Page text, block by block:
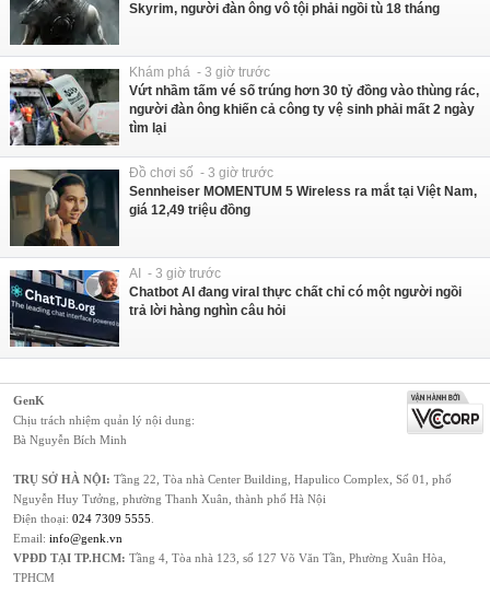
Skyrim, người đàn ông vô tội phải ngồi tù 18 tháng
Khám phá - 3 giờ trước
Vứt nhầm tấm vé số trúng hơn 30 tỷ đồng vào thùng rác,
người đàn ông khiến cả công ty vệ sinh phải mất 2 ngày
tìm lại
Đồ chơi số - 3 giờ trước
Sennheiser MOMENTUM 5 Wireless ra mắt tại Việt Nam,
giá 12,49 triệu đồng
AI - 3 giờ trước
Chatbot AI đang viral thực chất chỉ có một người ngồi
trả lời hàng nghìn câu hỏi
GenK
Chịu trách nhiệm quản lý nội dung:
Bà Nguyễn Bích Minh
TRỤ SỞ HÀ NỘI: Tầng 22, Tòa nhà Center Building, Hapulico Complex, Số 01, phố
Nguyễn Huy Tưởng, phường Thanh Xuân, thành phố Hà Nội
Điện thoại: 024 7309 5555
Email: info@genk.vn
VPĐD TẠI TP.HCM: Tầng 4, Tòa nhà 123, số 127 Võ Văn Tần, Phường Xuân Hòa,
TPHCM